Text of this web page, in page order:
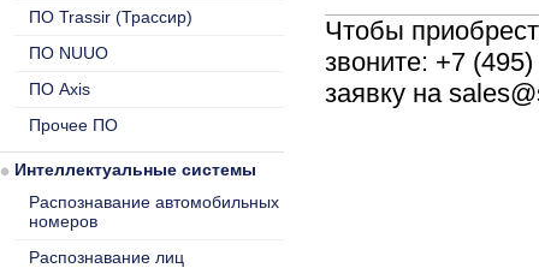
Чтобы
звоните: +7
заявку на
ПО Trassir (Трассир)
ПО NUUO
ПО Axis
Прочее ПО
Интеллектуальные системы
Распознавание автомобильных
номеров
Распознавание лиц